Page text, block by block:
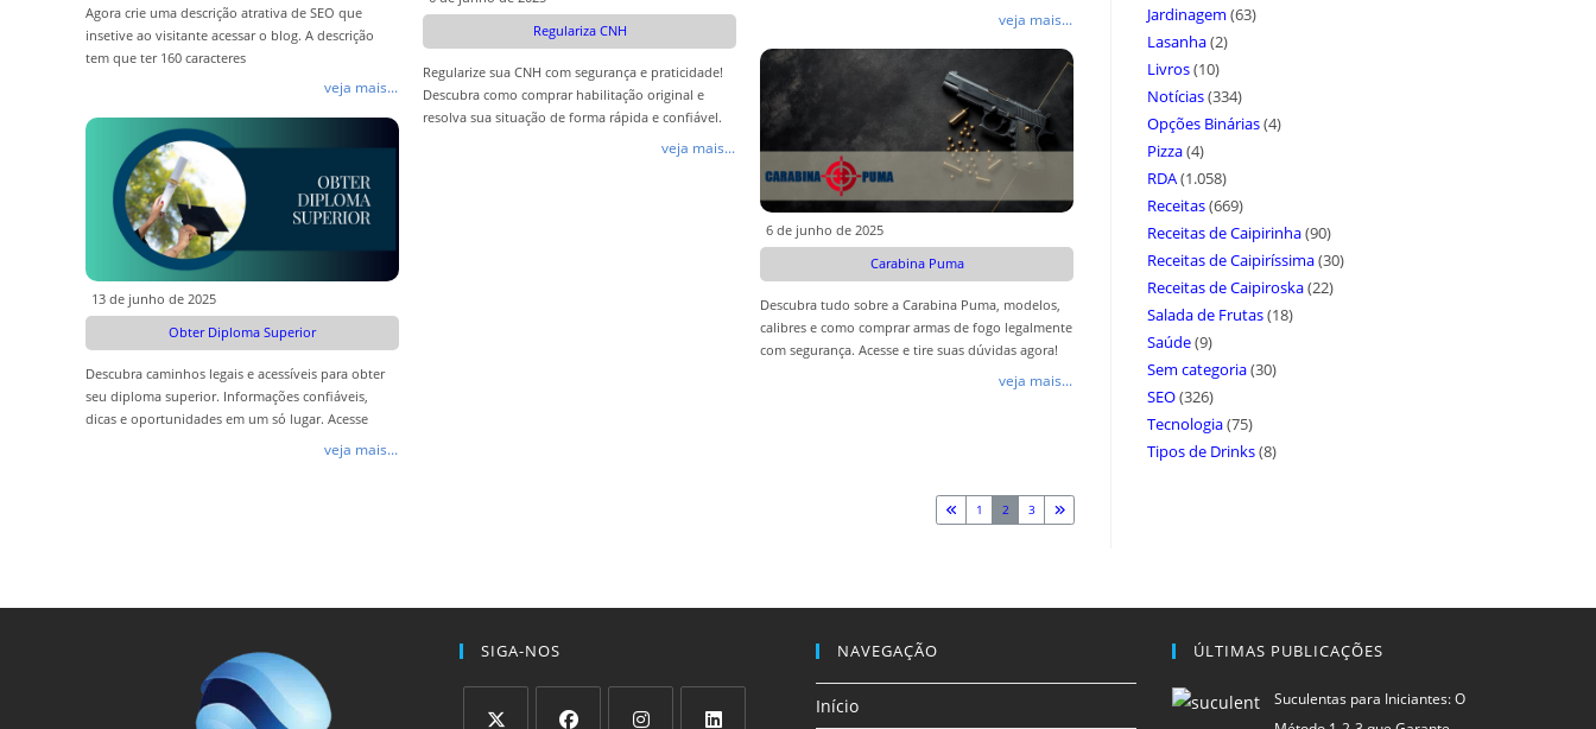
veja mais...
Agora crie uma descrição atrativa de SEO que
insetive ao visitante acessar o blog. A descrição
tem que ter 160 caracteres
veja mais...
Regulariza CNH
Regularize sua CNH com segurança e praticidade!
Descubra como comprar habilitação original e
resolva sua situação de forma rápida e confiável.
veja mais...
6 de junho de 2025
Carabina Puma
Descubra tudo sobre a Carabina Puma, modelos,
calibres e como comprar armas de fogo legalmente
com segurança. Acesse e tire suas dúvidas agora!
veja mais...
13 de junho de 2025
Obter Diploma Superior
Descubra caminhos legais e acessíveis para obter
seu diploma superior. Informações confiáveis,
dicas e oportunidades em um só lugar. Acesse
veja mais...
1 2 3
Jardinagem (63)
Lasanha(2)
Livros(10)
Notícias(334)
Opções Binárias(4)
Pizza(4)
RDA(1.058)
Receitas(669)
Receitas de Caipirinha(90)
Receitas de Caipiríssima(30)
Receitas de Caipiroska(22)
Salada de Frutas(18)
Saúde(9)
Sem categoria(30)
SEO(326)
Tecnologia(75)
Tipos de Drinks(8)
SIGA-NOS NAVEGAÇÃO
Início
ÚLTIMAS PUBLICAÇÕES
Suculentas para Iniciantes: O